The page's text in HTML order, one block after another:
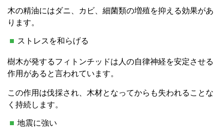
木の精油にはダニ、カビ、細菌類の増殖を抑える効果があ
ります。
ストレスを和らげる
樹木が発するフィトンチッドは人の自律神経を安定させる
作用があると言われています。
この作用は伐採され、木材となってからも失われることな
く持続します。
地震に強い